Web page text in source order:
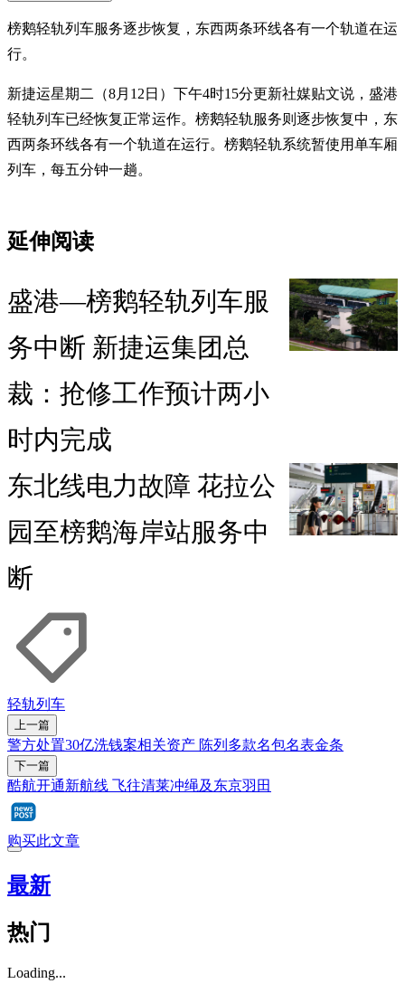
榜鹅轻轨列车服务逐步恢复，东西两条环线各有一个轨道在运
行。
新捷运星期二（8月12日）下午4时15分更新社媒贴文说，盛港
轻轨列车已经恢复正常运作。榜鹅轻轨服务则逐步恢复中，东
西两条环线各有一个轨道在运行。榜鹅轻轨系统暂使用单车厢
列车，每五分钟一趟。
延伸阅读
盛港—榜鹅轻轨列车服
务中断 新捷运集团总
裁：抢修工作预计两小
时内完成
东北线电力故障 花拉公
园至榜鹅海岸站服务中
断
轻轨列车
上一篇
警方处置30亿洗钱案相关资产 陈列多款名包名表金条
下一篇
酷航开通新航线 飞往清莱冲绳及东京羽田
购买此文章
最新
热门
Loading...